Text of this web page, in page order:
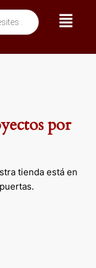
Menú
por
tienda está en